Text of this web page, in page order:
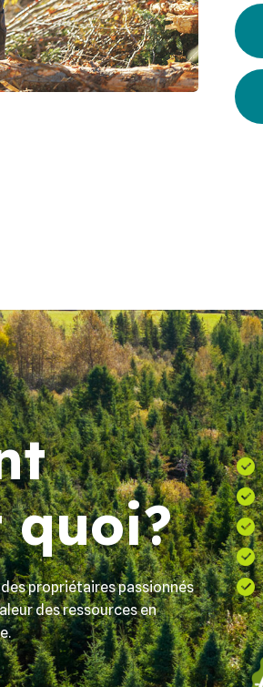
quoi?
propriétaires passionnés
des ressources en